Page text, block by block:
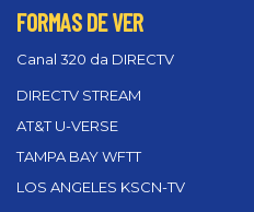
FORMAS DE VER
Canal 320 da DIRECTV
DIRECTV STREAM
AT&T U-VERSE
TAMPA BAY WFTT
LOS ANGELES KSCN-TV